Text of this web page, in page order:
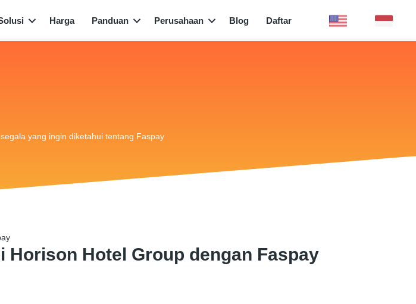
Harga Panduan Perusahaan Blog Daftar
yang ingin diketahui tentang Faspay
Hotel Group dengan Faspay